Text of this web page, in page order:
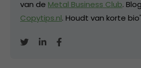
van de Metal Business Club.
Copytips.nl. Houdt van korte